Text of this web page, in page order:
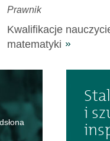
Prawnik
Kwalifikacje
matematyki
i